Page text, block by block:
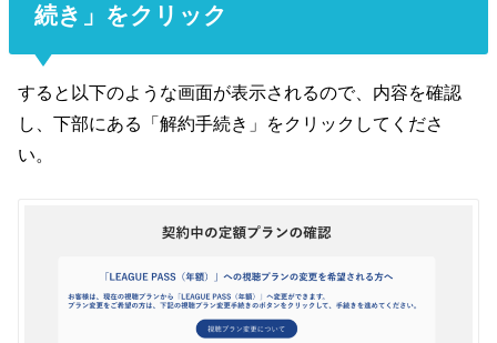
続き」をクリック
すると以下のような画面が表示されるので、内容を確認
し、下部にある「解約手続き」をクリックしてくださ
い。